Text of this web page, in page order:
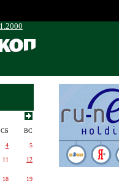
СБ ВС
4 5
11 12
18 19